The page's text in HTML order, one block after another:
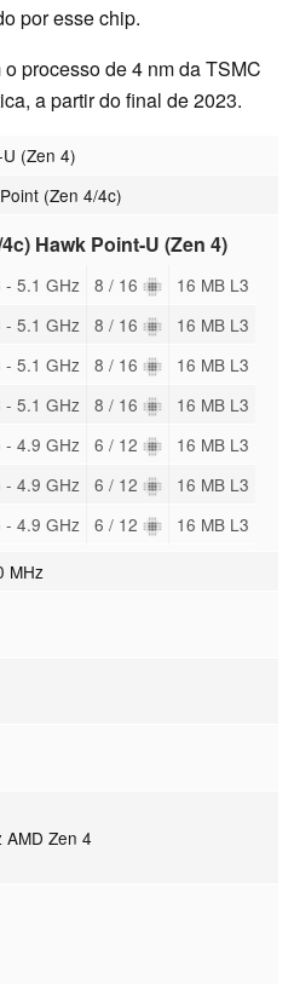
por esse chip.
processo de 4 nm da TSMC
a partir do final de 2023.
(Zen 4)
(Zen 4/4c)
Hawk Point-U (Zen 4)
- 5.1 GHz 8 / 16 16 MB L3
- 5.1 GHz 8 / 16 16 MB L3
- 5.1 GHz 8 / 16 16 MB L3
- 5.1 GHz 8 / 16 16 MB L3
- 4.9 GHz 6 / 12 16 MB L3
- 4.9 GHz 6 / 12 16 MB L3
- 4.9 GHz 6 / 12 16 MB L3
MHz
Zen 4